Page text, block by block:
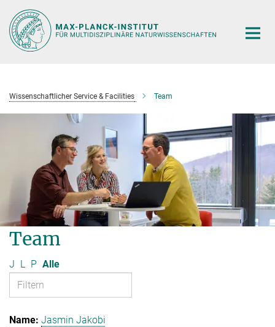
Hauptinhalt
Wissenschaftlicher Service & Facilities Team
Team
J L P Alle
Jasmin Jakobi